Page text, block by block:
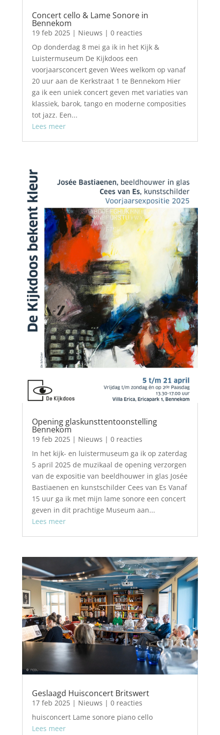
Concert cello & Lame Sonore in
Bennekom
19 feb 2025| Nieuws | 0 reacties
Op donderdag 8 mei ga ik in het Kijk &
Luistermuseum De Kijkdoos een
voorjaarsconcert geven Wees welkom op vanaf
20 uur aan de Kerkstraat 1 te Bennekom Hier
ga ik een uniek concert geven met variaties van
klassiek, barok, tango en moderne composities
tot jazz. Een...
Lees meer
Opening glaskunsttentoonstelling
Bennekom
19 feb 2025| Nieuws | 0 reacties
In het kijk- en luistermuseum ga ik op zaterdag
5 april 2025 de muzikaal de opening verzorgen
van de expositie van beeldhouwer in glas Josée
Bastiaenen en kunstschilder Cees van Es Vanaf
15 uur ga ik met mijn lame sonore een concert
geven in dit prachtige Museum aan...
Lees meer
Geslaagd Huisconcert Britswert
17 feb 2025| Nieuws | 0 reacties
huisconcert Lame sonore piano cello
Lees meer